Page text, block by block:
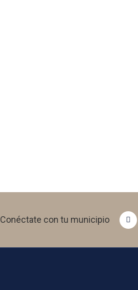
Conéctate con tu municipio